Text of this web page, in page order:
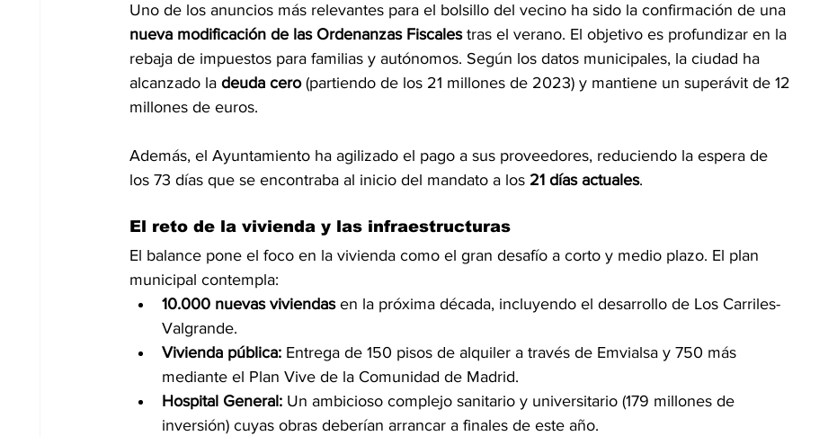
Uno de los anuncios más relevantes para el bolsillo del vecino ha sido la confirmación de una
nueva modificación de las Ordenanzas Fiscales tras el verano. El objetivo es profundizar en la
rebaja de impuestos para familias y autónomos. Según los datos municipales, la ciudad ha
alcanzado la deuda cero (partiendo de los 21 millones de 2023) y mantiene un superávit de 12
millones de euros.
Además, el Ayuntamiento ha agilizado el pago a sus proveedores, reduciendo la espera de
los 73 días que se encontraba al inicio del mandato a los 21 días actuales.
El reto de la vivienda y las infraestructuras
El balance pone el foco en la vivienda como el gran desafío a corto y medio plazo. El plan
municipal contempla:
10.000 nuevas viviendas en la próxima década, incluyendo el desarrollo de Los Carriles-
Valgrande.
Vivienda pública: Entrega de 150 pisos de alquiler a través de Emvialsa y 750 más
mediante el Plan Vive de la Comunidad de Madrid.
Hospital General: Un ambicioso complejo sanitario y universitario (179 millones de
inversión) cuyas obras deberían arrancar a finales de este año.